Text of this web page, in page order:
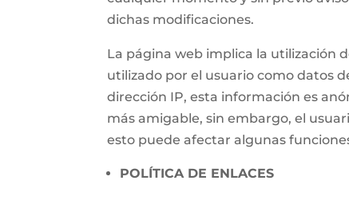
dichas modificaciones.
La página web implica la utilización
utilizado por el usuario como datos
dirección IP, esta información es
más amigable, sin embargo, el
esto puede afectar algunas
POLÍTICA DE ENLACES